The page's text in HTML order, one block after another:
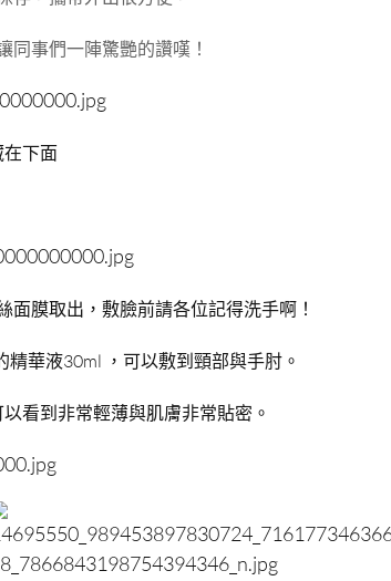
同事們一陣驚艷的讚嘆！
在下面
膜取出，敷臉前請各位記得洗手啊！
華液30ml ，可以敷到頸部與手肘。
看到非常輕薄與肌膚非常貼密。